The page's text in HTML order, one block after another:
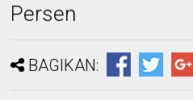
Persen
BAGIKAN: